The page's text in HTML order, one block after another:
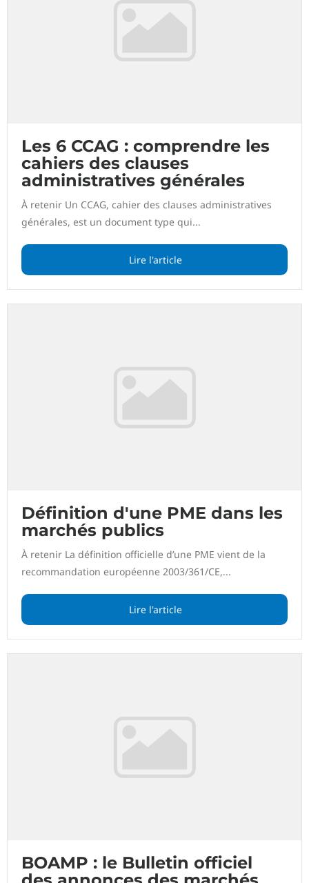
Les 6 CCAG : comprendre les
cahiers des clauses
administratives générales
À retenir Un CCAG, cahier des clauses administratives
générales, est un document type qui...
Lire l'article
Définition d'une PME dans les
marchés publics
À retenir La définition officielle d’une PME vient de la
recommandation européenne 2003/361/CE,...
Lire l'article
BOAMP : le Bulletin officiel